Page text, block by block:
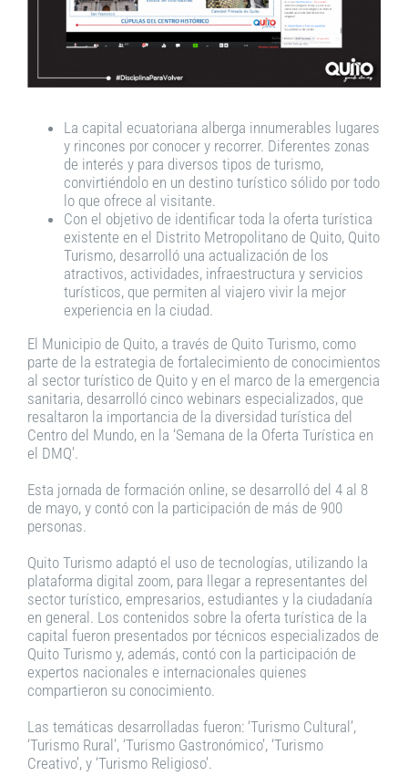
La capital ecuatoriana alberga innumerables lugares
y rincones por conocer y recorrer. Diferentes zonas
de interés y para diversos tipos de turismo,
convirtiéndolo en un destino turístico sólido por todo
lo que ofrece al visitante.
Con el objetivo de identificar toda la oferta turística
existente en el Distrito Metropolitano de Quito, Quito
Turismo, desarrolló una actualización de los
atractivos, actividades, infraestructura y servicios
turísticos, que permiten al viajero vivir la mejor
experiencia en la ciudad.
El Municipio de Quito, a través de Quito Turismo, como
parte de la estrategia de fortalecimiento de conocimientos
al sector turístico de Quito y en el marco de la emergencia
sanitaria, desarrolló cinco webinars especializados, que
resaltaron la importancia de la diversidad turística del
Centro del Mundo, en la ‘Semana de la Oferta Turística en
el DMQ’.
Esta jornada de formación online, se desarrolló del 4 al 8
de mayo, y contó con la participación de más de 900
personas.
Quito Turismo adaptó el uso de tecnologías, utilizando la
plataforma digital zoom, para llegar a representantes del
sector turístico, empresarios, estudiantes y la ciudadanía
en general. Los contenidos sobre la oferta turística de la
capital fueron presentados por técnicos especializados de
Quito Turismo y, además, contó con la participación de
expertos nacionales e internacionales quienes
compartieron su conocimiento.
Las temáticas desarrolladas fueron: ‘Turismo Cultural’,
‘Turismo Rural’, ‘Turismo Gastronómico’, ‘Turismo
Creativo’, y ‘Turismo Religioso’.